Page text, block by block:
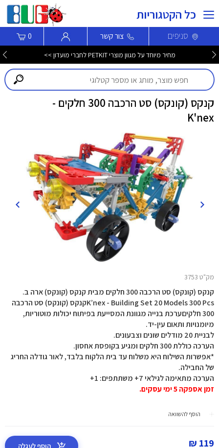
כל הקטגוריות
סניפים צור קשר 0
מחיר מיוחד על מגוון מוצרי PETKIT לחברי מועדון >>
קנקס (קונקס) סט הרכבה 300 חלקים -
K'nex
מק"ט 3753
קנקס (קונקס) סט הרכבה 300 חלקים מבית קנקס (קונקס) ארה ב.
K’nex - Building Set 20 Models 300 Pcsקנקס (קונקס) סט הרכבה
300 חלקיםערכת בנייה מגוונת המסייעת בפיתוח יכולות מוטוריות,
מיומנויות ותאום עין-יד.
לבניית 20 מודלים שונים וצבעונים.
הערכה כוללת 300 חלקים ומגיע בקופסת אחסון.
*אפשרות השילוח היא משלוח עד בית הלקוח בלבד, לאור גודלה החריג
של החבילה.
הערכה מתאימה לגילאי 7+ משתתפים: 1+
זמן אספקה 5 ימי עסקים.
הוסף להשוואה
119 ₪ הוסף לעגלה